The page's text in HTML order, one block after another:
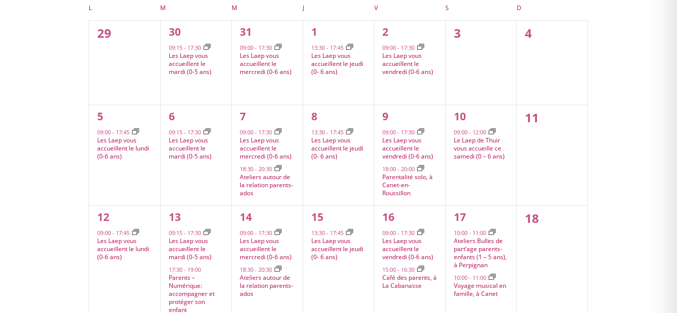
mot-
clé.
date.
Calendrier
de
Évènements
L MMARDI MMERCREDI JJEUDI VVENDREDI S DDIMANCHE
0
évènement,
29
1
évènement,
30
09:15 - 17:30
Les Laep vous
accueillent le
mardi (0-5 ans)
1
évènement,
31
09:00- 17:30
Les Laep vous
accueillent le
mercredi (0-6 ans)
1
évènement,
1
13:30 - 17:45
Les Laep vous
accueillent le jeudi
(0- 6 ans)
1
évènement,
2
09:00- 17:30
Les Laep vous
accueillent le
vendredi (0-6 ans)
0
3
0
4
1
évènement,
5
09:00- 17:45
Les Laep vous
accueillent le lundi
(0-6 ans)
1
évènement,
6
09:15 - 17:30
Les Laep vous
accueillent le
mardi (0-5 ans)
2
évènements,
7
09:00- 17:30
Les Laep vous
accueillent le
mercredi (0-6 ans)
18:30- 20:30
Ateliers autour de
la relation parents-
ados
1
évènement,
8
13:30 - 17:45
Les Laep vous
accueillent le jeudi
(0- 6 ans)
2
évènements,
9
09:00- 17:30
Les Laep vous
accueillent le
vendredi (0-6 ans)
18:00- 20:00
Parentalité solo, à
Canet-en-
Roussillon
1
évènement,
10
09:00 - 12:00
Le Laep de Thuir
vous accueille ce
samedi (0 – 6 ans)
0
11
1
évènement,
12
09:00- 17:45
Les Laep vous
accueillent le lundi
(0-6 ans)
2
évènements,
13
09:15 - 17:30
Les Laep vous
accueillent le
mardi (0-5 ans)
17:30 - 19:00
Parents –
Numérique:
accompagner et
protéger son
enfant
2
évènements,
14
09:00- 17:30
Les Laep vous
accueillent le
mercredi (0-6 ans)
18:30- 20:30
Ateliers autour de
la relation parents-
ados
1
évènement,
15
13:30 - 17:45
Les Laep vous
accueillent le jeudi
(0- 6 ans)
2
évènements,
16
09:00- 17:30
Les Laep vous
accueillent le
vendredi (0-6 ans)
15:00- 16:30
Café des parents, à
La Cabanasse
2
évènements,
17
10:00 - 11:00
Ateliers Bulles de
part’age parents-
enfants (1 – 5 ans),
à Perpignan
10:00 - 11:00
Voyage musical en
famille, à Canet
0
18